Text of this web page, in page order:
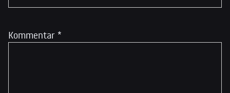
Kommentar *